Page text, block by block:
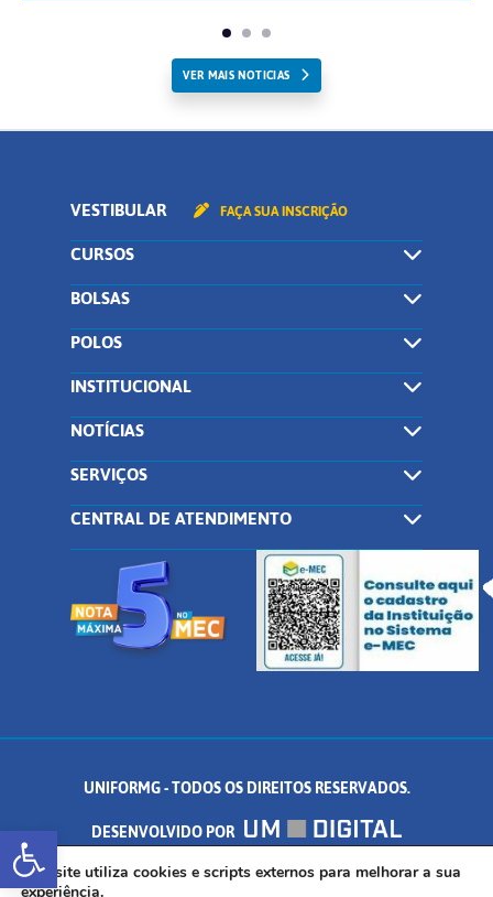
Abrir a barra de ferramentas
VER MAIS NOTICIAS
VESTIBULAR FAÇA SUA INSCRIÇÃO
CURSOS
BOLSAS
POLOS
INSTITUCIONAL
NOTÍCIAS
SERVIÇOS
CENTRAL DE ATENDIMENTO
UNIFORMG - TODOS OS DIREITOS RESERVADOS.
DESENVOLVIDO POR
AV. DR. ARNALDO DE SENNA, 328 - PALMEIRAS, FORMIGA/MG - CEP:
Este site utiliza cookies e scripts externos para melhorar a sua
experiência.